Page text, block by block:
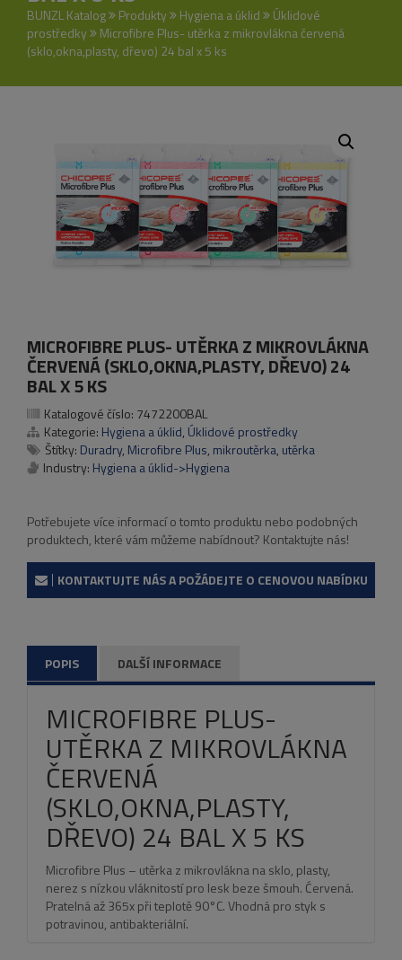
BUNZL Katalog Produkty Hygiena a úklid
Úklidové
prostředky
Microfibre Plus- utěrka z mikrovlákna červená
(sklo,okna,plasty, dřevo) 24 bal x 5 ks
MICROFIBRE PLUS- UTĚRKA Z MIKROVLÁKNA
ČERVENÁ (SKLO,OKNA,PLASTY, DŘEVO) 24
BAL X 5 KS
Katalogové číslo: 7472200BAL
Kategorie: Hygiena a úklid, Úklidové prostředky
Štítky: Duradry, Microfibre Plus, mikroutěrka, utěrka
Industry: Hygiena a úklid->Hygiena
Potřebujete více informací o tomto produktu nebo podobných
produktech, které vám můžeme nabídnout? Kontaktujte nás!
KONTAKTUJTE NÁS A POŽÁDEJTE O CENOVOU NABÍDKU
POPIS DALŠÍ INFORMACE
MICROFIBRE PLUS-
UTĚRKA Z MIKROVLÁKNA
ČERVENÁ
(SKLO,OKNA,PLASTY,
DŘEVO) 24 BAL X 5 KS
Microfibre Plus – utěrka z mikrovlákna na sklo, plasty,
nerez s nízkou vláknitostí pro lesk beze šmouh. Ćervená.
Pratelná až 365x při teplotě 90°C. Vhodná pro styk s
potravinou, antibakteriální.